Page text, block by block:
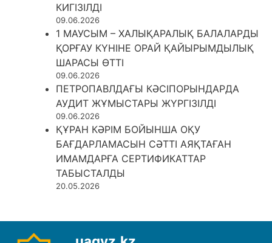
КИГІЗІЛДІ
09.06.2026
1 МАУСЫМ – ХАЛЫҚАРАЛЫҚ БАЛАЛАРДЫ
ҚОРҒАУ КҮНІНЕ ОРАЙ ҚАЙЫРЫМДЫЛЫҚ
ШАРАСЫ ӨТТІ
09.06.2026
ПЕТРОПАВЛДАҒЫ КӘСІПОРЫНДАРДА
АУДИТ ЖҰМЫСТАРЫ ЖҮРГІЗІЛДІ
09.06.2026
ҚҰРАН КӘРІМ БОЙЫНША ОҚУ
БАҒДАРЛАМАСЫН СӘТТІ АЯҚТАҒАН
ИМАМДАРҒА СЕРТИФИКАТТАР
ТАБЫСТАЛДЫ
20.05.2026